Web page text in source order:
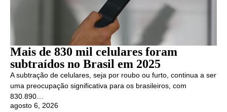
Mais de 830 mil celulares foram
subtraídos no Brasil em 2025
A subtração de celulares, seja por roubo ou furto, continua a ser
uma preocupação significativa para os brasileiros, com
830.890…
agosto 6, 2026